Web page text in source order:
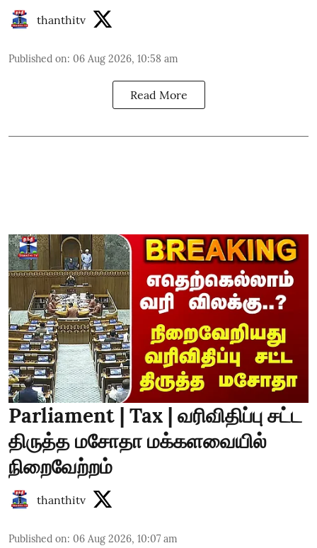
thanthitv
Published on: 06 Aug 2026, 10:58 am
Read More
Parliament | Tax | வரிவிதிப்பு சட்ட
திருத்த மசோதா மக்களவையில்
நிறைவேற்றம்
thanthitv
Published on: 06 Aug 2026, 10:07 am